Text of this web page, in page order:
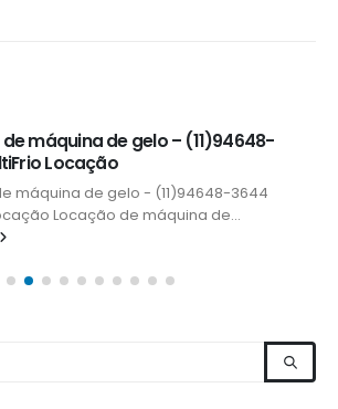
máquina de gelo – (11)94648-
Locação
máquina de gelo - (11)94648-3644
Locação de máquina de...